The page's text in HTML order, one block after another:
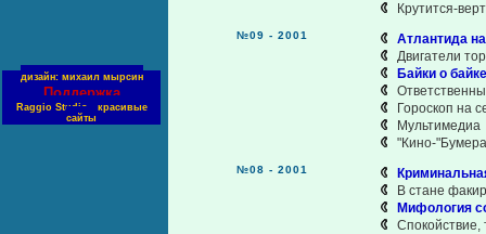
дизайн: михаил мырсин
Поддержка
Raggio Studio - красивые
сайты
Крутится-
№09 - 2001
Атлантида
Двигатели
Байки о
Гороскоп на
Мультимедиа
"Кино-
№08 - 2001
В стане
Мифология
Спокойствие,